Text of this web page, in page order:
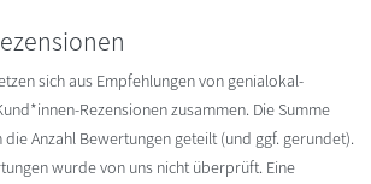
sich aus Empfehlungen von genialokal-
Rezensionen zusammen. Die Summe
Anzahl Bewertungen geteilt (und ggf. gerundet).
wurde von uns nicht überprüft. Eine